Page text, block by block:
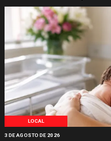
LOCAL
3 DE AGOSTO DE 2026